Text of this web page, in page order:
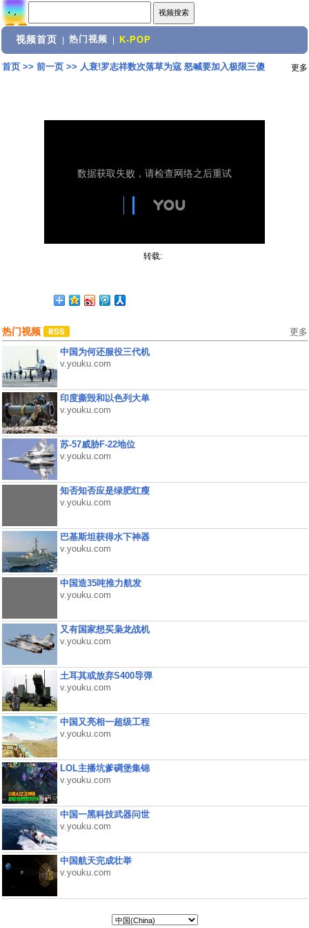
视频首页 热门视频 K-POP
首页>> 前一页>> 人衰!罗志祥数次落草为寇 怒喊要加入极限三傻 更多
转载:
热门视频 更多
中国为何还服役三代机
v.youku.com
印度撕毁和以色列大单
v.youku.com
苏-57威胁F-22地位
v.youku.com
知否知否应是绿肥红瘦
v.youku.com
巴基斯坦获得水下神器
v.youku.com
中国造35吨推力航发
v.youku.com
又有国家想买枭龙战机
v.youku.com
土耳其或放弃S400导弹
v.youku.com
中国又亮相一超级工程
v.youku.com
LOL主播坑爹碉堡集锦
v.youku.com
中国一黑科技武器问世
v.youku.com
中国航天完成壮举
v.youku.com